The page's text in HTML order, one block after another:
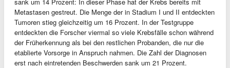
Metastasen gestreut. Die Menge der in Stadium I und II entdeckten
Tumoren stieg gleichzeitig um 16 Prozent. In der Testgruppe
entdeckten die Forscher viermal so viele Krebsfälle schon während
der Früherkennung als bei den restlichen Probanden, die nur die
etablierte Vorsorge in Anspruch nahmen. Die Zahl der Diagnosen
erst nach eintretenden Beschwerden sank um 21 Prozent.